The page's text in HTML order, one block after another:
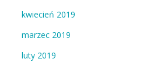
kwiecień 2019
marzec 2019
luty 2019